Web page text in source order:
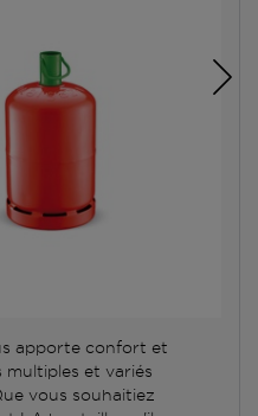
apporte confort et
multiples et variés
vous souhaitiez